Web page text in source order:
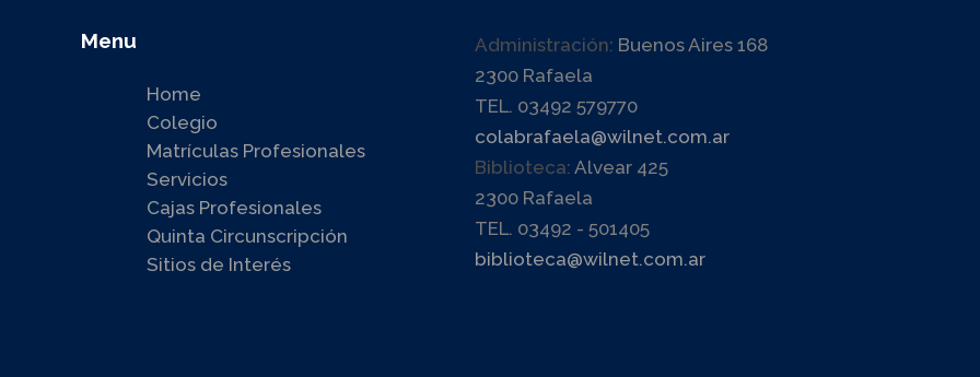
Menu
Home
Colegio
Matrículas Profesionales
Servicios
Cajas Profesionales
Quinta Circunscripción
Sitios de Interés
Administración: Buenos Aires 168
2300 Rafaela
TEL. 03492 579770
colabrafaela@wilnet.com.ar
Biblioteca: Alvear 425
2300 Rafaela
TEL. 03492 - 501405
biblioteca@wilnet.com.ar